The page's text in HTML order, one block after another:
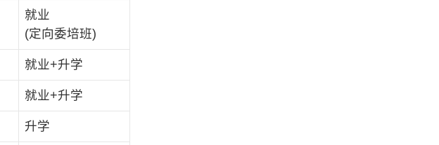
就业
(定向委培班)
就业+升学
就业+升学
升学